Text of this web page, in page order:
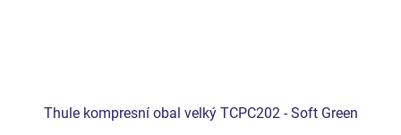
Thule kompresní obal velký TCPC202 - Soft Green